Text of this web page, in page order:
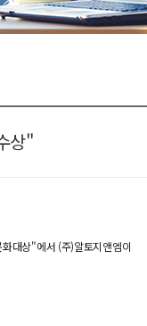
상"
대상"에서 (주)알토지앤엠이